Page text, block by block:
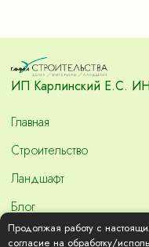
ИП Карлинский Е.С.
Главная
Строительство
Ландшафт
Блог
Контакты
Продолжая работу с
согласие на обработку/